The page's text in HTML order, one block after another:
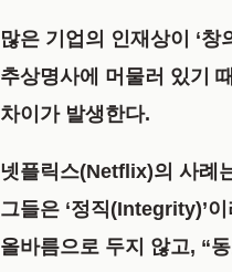
많은 기업의 인재상이 ‘창
추상명사에 머물러 있기
차이가 발생한다.
넷플릭스(Netflix)의 사례
그들은 ‘정직(Integrity)’
올바름으로 두지 않고, “